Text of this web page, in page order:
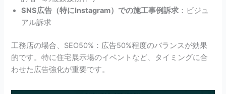
SNS広告（特にInstagram）での施工事例訴求 ：ビジュ
アル訴求
工務店の場合、SEO50%：広告50%程度のバランスが効果
的です。特に住宅展示場のイベントなど、タイミングに合
わせた広告強化が重要です。